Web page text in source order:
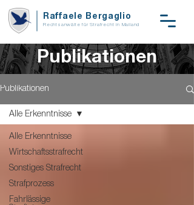
Rechtsanwälte für Strafrecht in Mailand
Raffaele Bergaglio
Publikationen
Publikationen
Alle Erkenntnisse
Wirtschaftsstrafrecht
Sonstiges Strafrecht
Strafprozess
Fahrlässige
Alle Erkenntnisse